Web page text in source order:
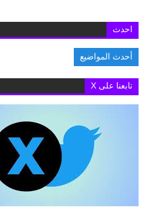
احدث
أحدث المواضيع
تابعنا على X